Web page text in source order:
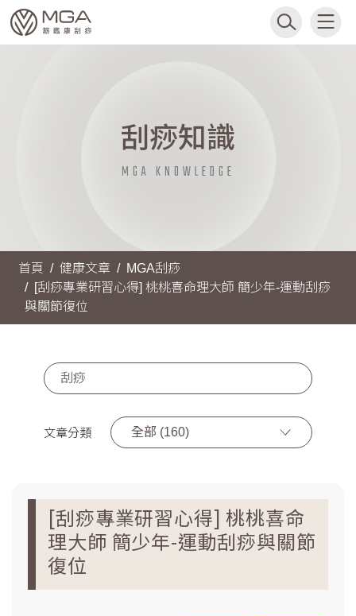
刮痧知識
MGA KNOWLEDGE
首頁 健康文章
MGA刮痧
[刮痧專業研習心得] 桃桃喜命理大師 簡少年-運動刮痧
與關節復位
文章分類 全部 (160)
[刮痧專業研習心得] 桃桃喜命
理大師 簡少年-運動刮痧與關節
復位